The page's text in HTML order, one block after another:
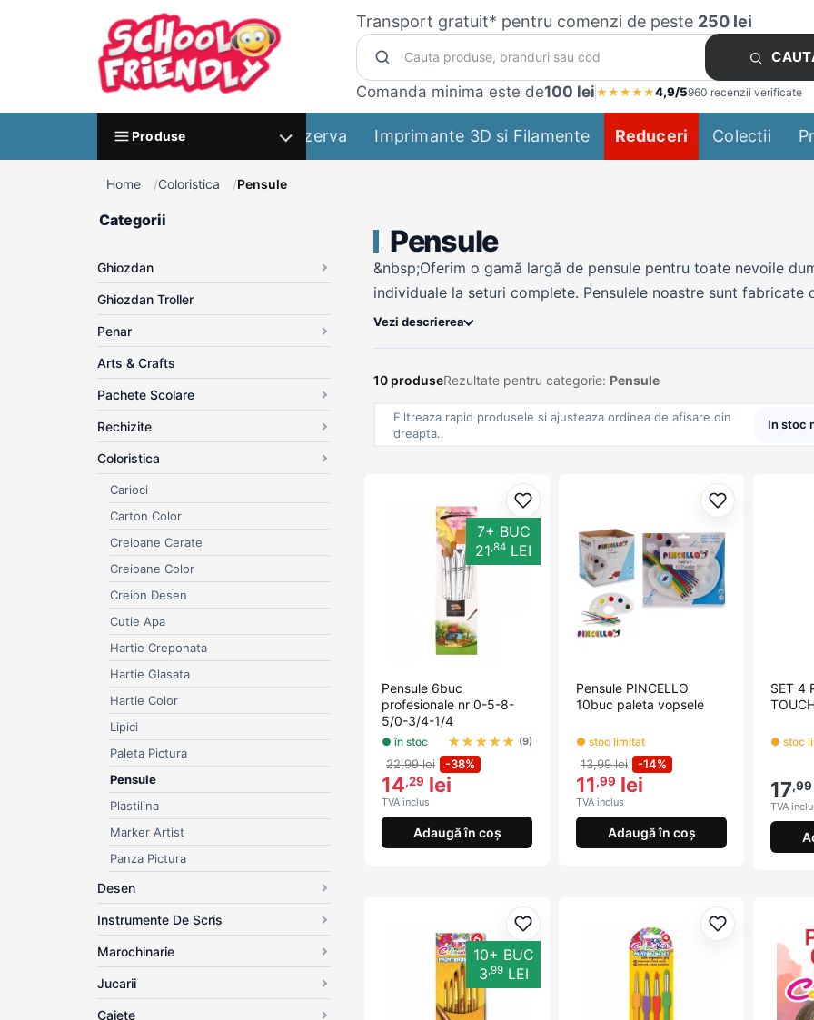
Transport gratuit* pentru comenzi de peste 250 lei
Comanda minima este de100 lei ★ ★ ★ ★ ★4,9/5960 recenzii verificate
Produse Rezerva Imprimante 3D si Filamente Reduceri Colectii
Home Coloristica Pensule
Pensule
&nbsp;Oferim o gamă largă de pensule pentru toate nevoile
individuale la seturi complete. Pensulele noastre sunt
concepute pentru a oferi tușe netede și precise pentru toate
instrumentele de care aveți nevoie pentru a aborda orice
veți găsi tot ce aveți nevoie &icirc;ntr-o singură locație
pictură astăzi și duceți-vă arta la următorul nivel! &nbsp;
Vezi descrierea
10 produseRezultate pentru categorie: Pensule
Filtreaza rapid produsele si ajusteaza ordinea de afisare din
dreapta.
Adaugă la favorite
7+ BUC
21,84 LEI
Pensule 6buc
profesionale nr 0-5-8-
5/0-3/4-1/4
● în stoc ★★★★★ (9)
22,99 lei -38%
14,29 lei
TVA inclus
Adaugă în coș
Adaugă la
Pensule PINCELLO
10buc paleta vopsele
● stoc limitat
13,99 lei -14%
11,99 lei
TVA inclus
Adaugă în coș
SET 4
● stoc
17,99
TVA
Adaugă la favorite
10+ BUC
3,99LEI
Adaugă la
Categorii
Ghiozdan
Ghiozdan Troller
Penar
Arts & Crafts
Pachete Scolare
Rechizite
Coloristica
Carioci
Carton Color
Creioane Cerate
Creioane Color
Creion Desen
Cutie Apa
Hartie Creponata
Hartie Glasata
Hartie Color
Lipici
Paleta Pictura
Pensule
Plastilina
Marker Artist
Panza Pictura
Desen
Instrumente De Scris
Marochinarie
Jucarii
Caiete